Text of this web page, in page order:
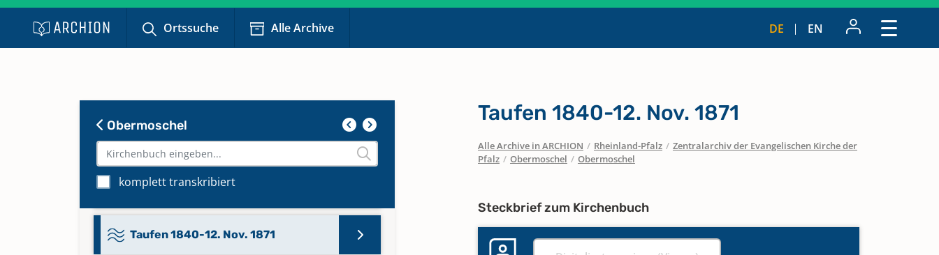
Ortssuche Alle Archive DE EN
Obermoschel
komplett transkribiert
Konfirmationen, Kommunikanten,
Sonstiges 1669-1717
Taufen 12. Nov. 1871-1900
Taufen 1840-12. Nov. 1871
Taufen 1840-12. Nov. 1871
Alle Archive in ARCHION / Rheinland-Pfalz / Zentralarchiv der Evangelischen Kirche der
Pfalz / Obermoschel / Obermoschel
Steckbrief zum Kirchenbuch